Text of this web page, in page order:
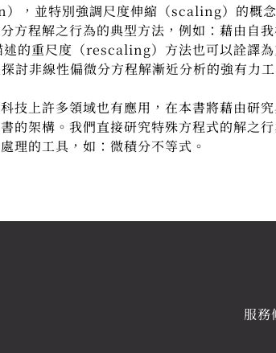
並特別強調尺度伸縮（scaling）的概念
方程解之行為的典型方法，例如：藉由自
的重尺度（rescaling）方法也可以詮譯為
非線性偏微分方程解漸近分析的強有力工
上許多領域也有應用，在本書將藉由研究
的架構。我們直接研究特殊方程式的解之
理的工具，如：微積分不等式。
服務